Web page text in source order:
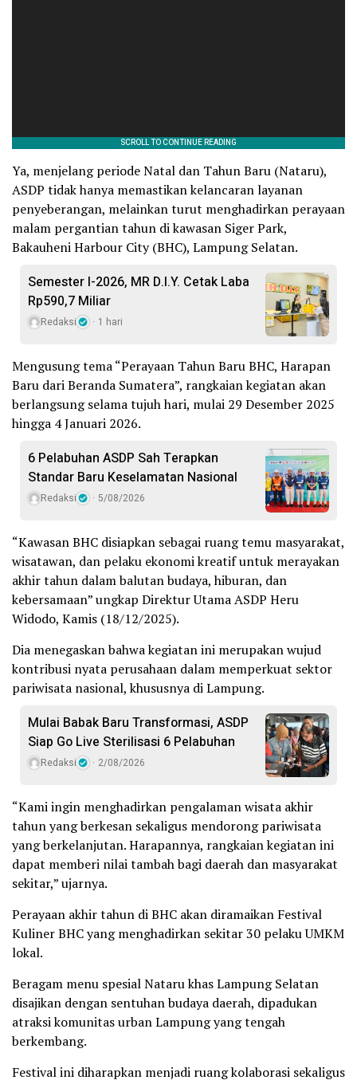
Ya, menjelang periode Natal dan Tahun Baru (Nataru),
ASDP tidak hanya memastikan kelancaran layanan
penyeberangan, melainkan turut menghadirkan perayaan
malam pergantian tahun di kawasan Siger Park,
Bakauheni Harbour City (BHC), Lampung Selatan.
Semester I-2026, MR D.I.Y. Cetak Laba
Rp590,7 Miliar
Redaksi 1 hari
Mengusung tema “Perayaan Tahun Baru BHC, Harapan
Baru dari Beranda Sumatera”, rangkaian kegiatan akan
berlangsung selama tujuh hari, mulai 29 Desember 2025
hingga 4 Januari 2026.
6 Pelabuhan ASDP Sah Terapkan
Standar Baru Keselamatan Nasional
Redaksi 5/08/2026
“Kawasan BHC disiapkan sebagai ruang temu masyarakat,
wisatawan, dan pelaku ekonomi kreatif untuk merayakan
akhir tahun dalam balutan budaya, hiburan, dan
kebersamaan” ungkap Direktur Utama ASDP Heru
Widodo, Kamis (18/12/2025).
Dia menegaskan bahwa kegiatan ini merupakan wujud
kontribusi nyata perusahaan dalam memperkuat sektor
pariwisata nasional, khususnya di Lampung.
Mulai Babak Baru Transformasi, ASDP
Siap Go Live Sterilisasi 6 Pelabuhan
Redaksi 2/08/2026
“Kami ingin menghadirkan pengalaman wisata akhir
tahun yang berkesan sekaligus mendorong pariwisata
yang berkelanjutan. Harapannya, rangkaian kegiatan ini
dapat memberi nilai tambah bagi daerah dan masyarakat
sekitar,” ujarnya.
Perayaan akhir tahun di BHC akan diramaikan Festival
Kuliner BHC yang menghadirkan sekitar 30 pelaku UMKM
lokal.
Beragam menu spesial Nataru khas Lampung Selatan
disajikan dengan sentuhan budaya daerah, dipadukan
atraksi komunitas urban Lampung yang tengah
berkembang.
Festival ini diharapkan menjadi ruang kolaborasi sekaligus